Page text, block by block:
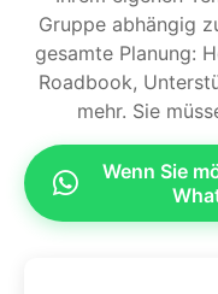
Gruppe abhängig
gesamte Planung:
Roadbook,
mehr. Sie
Wenn Sie